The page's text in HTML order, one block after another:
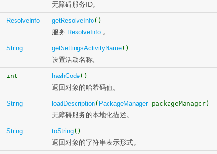
无障碍服务ID。
ResolveInfo getResolveInfo()
服务 ResolveInfo 。
String getSettingsActivityName()
设置活动名称。
int hashCode()
返回对象的哈希码值。
String loadDescription( PackageManagerpackageManager)
无障碍服务的本地化描述。
String toString()
返回对象的字符串表示形式。